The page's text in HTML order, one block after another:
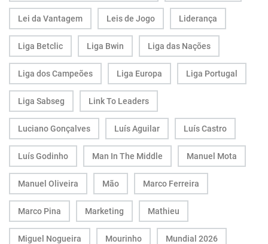
Lei da Vantagem Leis de Jogo Liderança
Liga Betclic Liga Bwin Liga das Nações
Liga dos Campeões Liga Europa Liga Portugal
Liga Sabseg Link To Leaders
Luciano Gonçalves Luís Aguilar Luís Castro
Luís Godinho Man In The Middle Manuel Mota
Manuel Oliveira Mão Marco Ferreira
Marco Pina Marketing Mathieu
Miguel Nogueira Mourinho Mundial 2026